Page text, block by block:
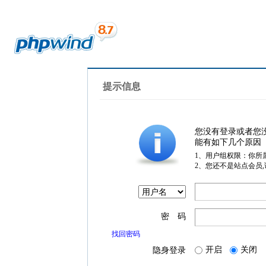
提示信息
您没有登录或者您
能有如下几个原因
1、用户组权限：你所
2、您还不是站点会员
密 码
找回密码
隐身登录 开启 关闭